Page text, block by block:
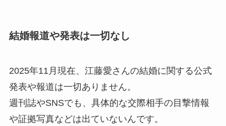
結婚報道や発表は一切なし
2025年11月現在、江藤愛さんの結婚に関する公式
発表や報道は一切ありません。
週刊誌やSNSでも、具体的な交際相手の目撃情報
や証拠写真などは出ていないんです。